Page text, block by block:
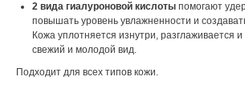
2 вида гиалуроновой кислоты помогают
повышать уровень увлажненности и
Кожа уплотняется изнутри, разглаживается
свежий и молодой вид.
Подходит для всех типов кожи.